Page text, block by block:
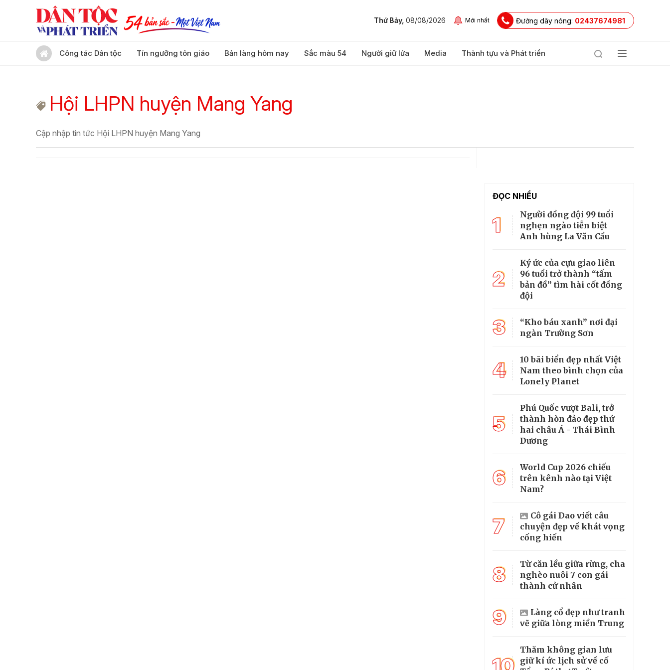
Thứ Bảy, 08/08/2026 Mới nhất Đường dây nóng: 02437674981
Công tác Dân tộc Tín ngưỡng tôn giáo Bản làng hôm nay Sắc màu 54 Người giữ lửa Media Thành tựu và Phát triển
Hội LHPN huyện Mang Yang
Cập nhập tin tức Hội LHPN huyện Mang Yang
ĐỌC NHIỀU
1
Người đồng đội 99 tuổi
nghẹn ngào tiễn biệt
Anh hùng La Văn Cầu
2
Ký ức của cựu giao liên
96 tuổi trở thành “tấm
bản đồ” tìm hài cốt đồng
đội
3
“Kho báu xanh” nơi đại
ngàn Trường Sơn
4
10 bãi biển đẹp nhất Việt
Nam theo bình chọn của
Lonely Planet
5
Phú Quốc vượt Bali, trở
thành hòn đảo đẹp thứ
hai châu Á - Thái Bình
Dương
6
World Cup 2026 chiếu
trên kênh nào tại Việt
Nam?
7
Cô gái Dao viết câu
chuyện đẹp về khát vọng
cống hiến
8
Từ căn lều giữa rừng, cha
nghèo nuôi 7 con gái
thành cử nhân
9
Làng cổ đẹp như tranh
vẽ giữa lòng miền Trung
Thăm không gian lưu
giữ kí ức lịch sử về cố